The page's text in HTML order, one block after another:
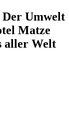
Der Umwelt
Matze
aller Welt